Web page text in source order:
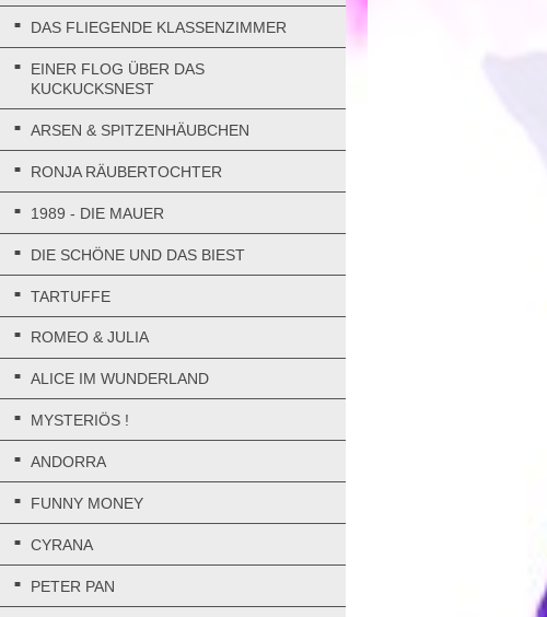
DAS FLIEGENDE KLASSENZIMMER
EINER FLOG ÜBER DAS
KUCKUCKSNEST
ARSEN & SPITZENHÄUBCHEN
RONJA RÄUBERTOCHTER
1989 - DIE MAUER
DIE SCHÖNE UND DAS BIEST
TARTUFFE
ROMEO & JULIA
ALICE IM WUNDERLAND
MYSTERIÖS !
ANDORRA
FUNNY MONEY
CYRANA
PETER PAN